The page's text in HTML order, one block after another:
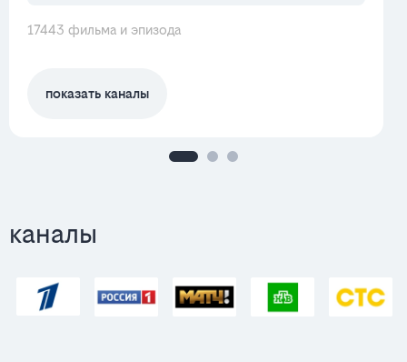
17443 фильма и эпизода
показать каналы
каналы